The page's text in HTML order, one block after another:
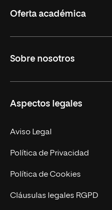
Oferta académica
Másteres Oficiales
Doctorados
Experto Universitario
Postgrados
Cursos Universitarios
Sobre nosotros
Facultades
Nuestro Equipo
Trabaja en UNIR
Actualidad
UNIR Revista
Aspectos legales
Aviso Legal
Política de Privacidad
Política de Cookies
Cláusulas legales RGPD